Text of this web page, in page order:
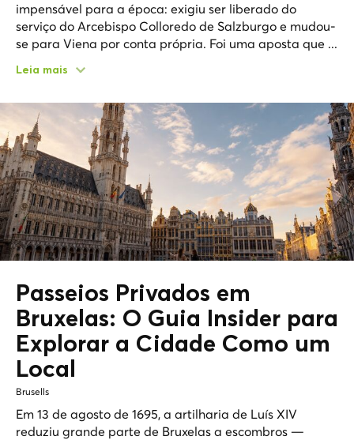
impensável para a época: exigiu ser liberado do
serviço do Arcebispo Colloredo de Salzburgo e mudou-
se para Viena por conta própria. Foi uma aposta que ...
Leia mais
Passeios Privados em
Bruxelas: O Guia Insider para
Explorar a Cidade Como um
Local
Brusells
Em 13 de agosto de 1695, a artilharia de Luís XIV
reduziu grande parte de Bruxelas a escombros —